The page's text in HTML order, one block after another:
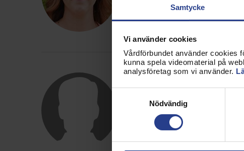
Samtycke
Vi använder cookies
Vårdförbundet använder cookies
kunna spela videomaterial på
analysföretag som vi använder.
Samtyckesval
Nödvändig
Logga in för att se
Mats Karlsson
Kongressombud ersättare, Kalmar
Logga in för att se